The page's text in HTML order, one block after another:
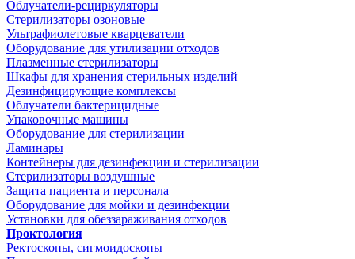
Облучатели-рециркуляторы
Стерилизаторы озоновые
Ультрафиолетовые кварцеватели
Оборудование для утилизации отходов
Плазменные стерилизаторы
Шкафы для хранения стерильных изделий
Дезинфицирующие комплексы
Облучатели бактерицидные
Упаковочные машины
Оборудование для стерилизации
Ламинары
Контейнеры для дезинфекции и стерилизации
Стерилизаторы воздушные
Защита пациента и персонала
Оборудование для мойки и дезинфекции
Установки для обеззараживания отходов
Проктология
Ректоскопы, сигмоидоскопы